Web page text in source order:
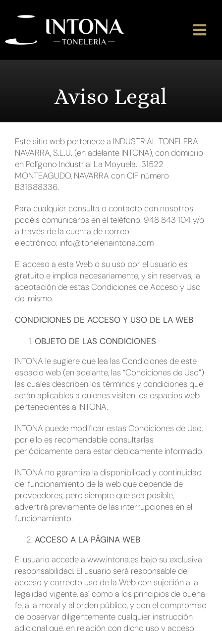
Nosotros
Filosofía
Gama
RSC
Contacto
English
Aviso Legal
Este sitio web pertenece a INDUSTRIAL TONELERA
NAVARRA, S.L.U. (en adelante INTONA), con domicilio
en Polígono Industrial La Moyuela. 31522
MONTEAGUDO, NAVARRA con CIF número
B31688336.
Para cualquier consulta o contacto con nosotros
podéis comunicaros en el teléfono: 948 843 104 y/o
a través de la cuenta de correo
electrónico: info@toneleriaintona.com
El acceso a esta Web o su uso por el usuario es
gratuito e implica necesariamente, y sin reservas, la
aceptación de estas Condiciones de Acceso y Uso
del mismo.
CONDICIONES DE ACCESO Y USO DE LA WEB
OBJETO DE LAS CONDICIONES
INTONA le sugiere que lea las Condiciones de este
espacio web (en adelante, las “Condiciones de Uso”)
las cuales describen los términos y condiciones que
serán aplicables a quienes visiten los espacios web
pertenecientes a INTONA.
INTONA puede modificar estas Condiciones de Uso,
por ello es recomendable consultarlas
periódicamente para estar debidamente informado.
INTONA no garantiza la disponibilidad y continuidad
del funcionamiento de la web que depende de
proveedores, pero siempre que sea posible,
advertirá previamente de las interrupciones en el
funcionamiento.
ACCESO A LA PÁGINA WEB
El usuario accede a www.intona.es bajo su exclusiva
responsabilidad. El usuario será responsable del
acceso y correcto uso de la Web con sujeción a la
legalidad vigente, así como a los principios de buena
fe, a la moral y al orden público, y con el compromiso
de observar diligentemente cualquier instrucción
adicional que, en relación con dicho uso y acceso,